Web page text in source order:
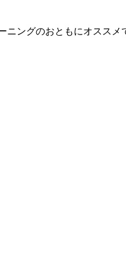
ニングのおともにオススメ